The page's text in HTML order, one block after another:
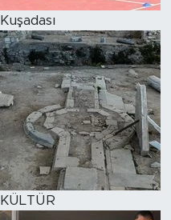
Kuşadası
KÜLTÜR